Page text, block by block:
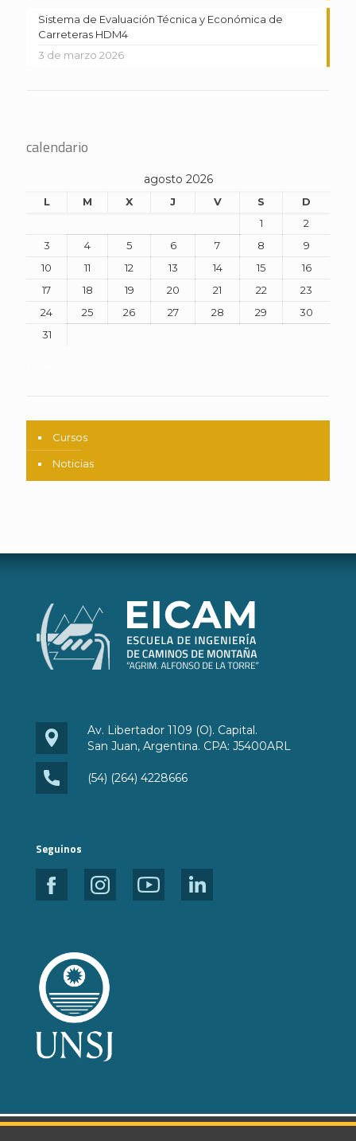
Sistema de Evaluación Técnica y Económica de
Carreteras HDM4
3 de marzo 2026
calendario
agosto 2026
L M X J V S
D
1
2
3
4 5 6 7 8
9
10
11 12 13 14 15
16
17
18 19 20 21 22
23
24
25 26 27 28 29
30
31
Cursos
Noticias
Av. Libertador 1109 (O). Capital.
San Juan, Argentina. CPA: J5400ARL
(54) (264) 4228666
Seguinos